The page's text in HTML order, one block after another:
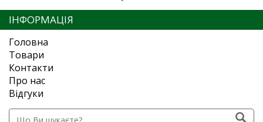
ІНФОРМАЦІЯ
Головна
Товари
Контакти
Про нас
Відгуки